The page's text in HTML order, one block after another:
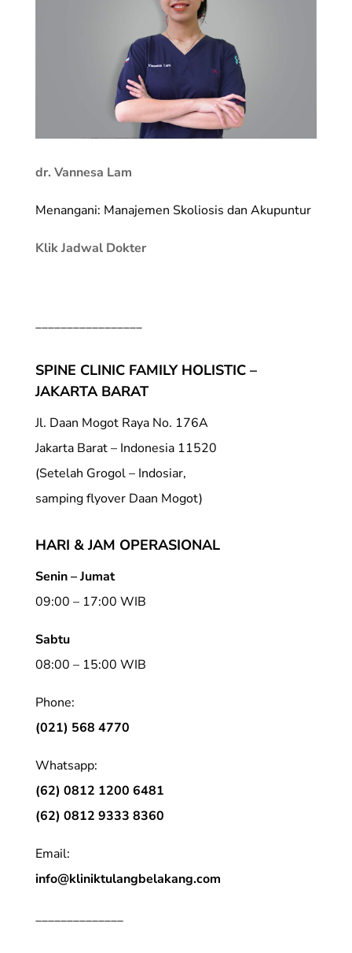
dr. Vannesa Lam
Menangani: Manajemen Skoliosis dan Akupuntur
Klik Jadwal Dokter
_________________
SPINE CLINIC FAMILY HOLISTIC –
JAKARTA BARAT
Jl. Daan Mogot Raya No. 176A
Jakarta Barat – Indonesia 11520
(Setelah Grogol – Indosiar,
samping flyover Daan Mogot)
HARI & JAM OPERASIONAL
Senin – Jumat
09:00 – 17:00 WIB
Sabtu
08:00 – 15:00 WIB
Phone:
(021) 568 4770
Whatsapp:
(62) 0812 1200 6481
(62) 0812 9333 8360
Email:
info@kliniktulangbelakang.com
______________